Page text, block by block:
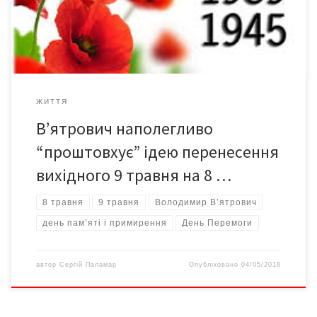
скасування вихідного 2 травня. Натомість УІНП поки що не
вдалося домогтися підтримки Мінкульту й депутатського
корпусу ідеї […]
ЖИТТЯ
В’ятрович наполегливо
“проштовхує” ідею перенесення
вихідного 9 травня на 8 …
8 травня 9 травня Володимир В’ятрович
день пам’яті і примирення День Перемоги
автор Сергій Паламар Опубліковано04/05/2018